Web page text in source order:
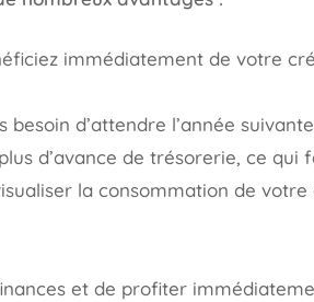
immédiatement de votre
besoin d’attendre l’année
d’avance de trésorerie, ce
la consommation de
et de profiter